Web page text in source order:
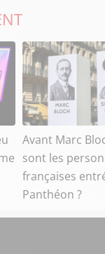
Avant Marc
sont les
françaises
Panthéon ?